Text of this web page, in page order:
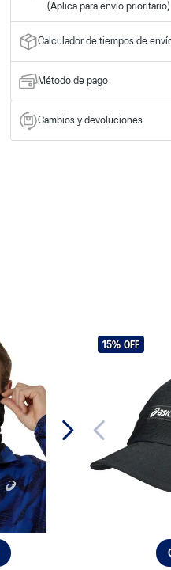
Calculador de tiempos de
Método de pago
Cambios y devoluciones
15% OFF